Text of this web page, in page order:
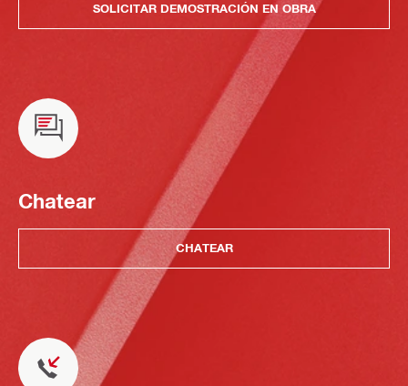
SOLICITAR DEMOSTRACIÓN EN OBRA
Chatear
CHATEAR